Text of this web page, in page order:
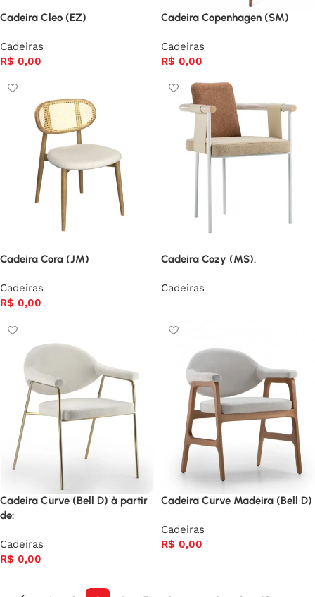
Cadeira Cleo (EZ)
Cadeiras
R$ 0,00
Cadeira Copenhagen (SM)
Cadeiras
R$ 0,00
Cadeira Cora (JM)
Cadeiras
R$ 0,00
Cadeira Cozy (MS).
Cadeiras
Cadeira Curve (Bell D) à partir
de:
Cadeiras
R$ 0,00
Cadeira Curve Madeira (Bell D)
Cadeiras
R$ 0,00